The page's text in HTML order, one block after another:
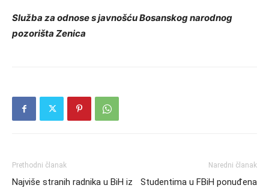
Služba za odnose s javnošću Bosanskog narodnog
pozorišta Zenica
Prethodni članak
Najviše stranih radnika u BiH iz
Naredni članak
Studentima u FBiH ponuđena